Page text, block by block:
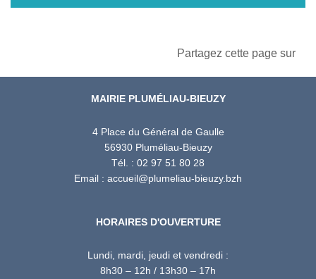
Partagez cette page sur
MAIRIE PLUMÉLIAU-BIEUZY
4 Place du Général de Gaulle
56930 Pluméliau-Bieuzy
Tél. : 02 97 51 80 28
Email : accueil@plumeliau-bieuzy.bzh
HORAIRES D'OUVERTURE
Lundi, mardi, jeudi et vendredi :
8h30 – 12h / 13h30 – 17h